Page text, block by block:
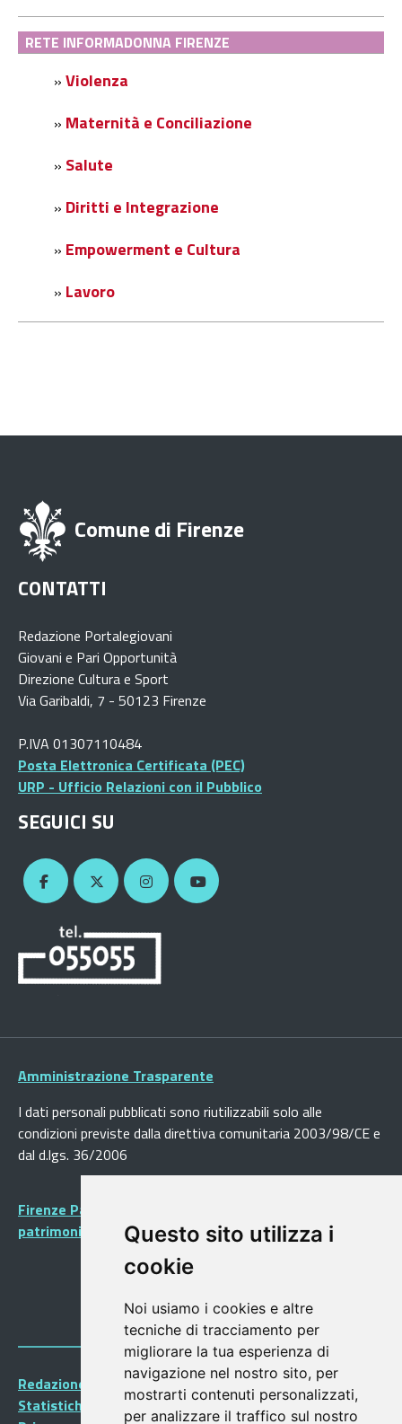
Questo sito utilizza i
cookie
Noi usiamo i cookies e altre
tecniche di tracciamento per
migliorare la tua esperienza di
navigazione nel nostro sito, per
mostrarti contenuti personalizzati,
per analizzare il traffico sul nostro
RETE INFORMADONNA FIRENZE
» Violenza
» Maternità e Conciliazione
» Salute
» Diritti e Integrazione
» Empowerment e Cultura
» Lavoro
Comune di Firenze
CONTATTI
Redazione Portalegiovani
Giovani e Pari Opportunità
Direzione Cultura e Sport
Via Garibaldi, 7 - 50123 Firenze
P.IVA 01307110484
Posta Elettronica Certificata (PEC)
URP - Ufficio Relazioni con il Pubblico
SEGUICI SU
Amministrazione Trasparente
I dati personali pubblicati sono riutilizzabili solo alle
condizioni previste dalla direttiva comunitaria 2003/98/CE e
dal d.lgs. 36/2006
Firenze Patrimonio Mondiale - Centro storico di Firenze
patrimonio dell’Umanità
Redazione Portalegiovani
Statistiche